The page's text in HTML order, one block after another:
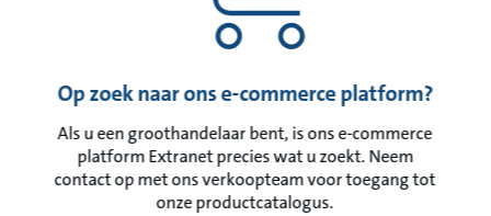
Op zoek naar ons e-commerce platform?
Als u een groothandelaar bent, is ons e-commerce
platform Extranet precies wat u zoekt. Neem
contact op met ons verkoopteam voor toegang tot
onze productcatalogus.